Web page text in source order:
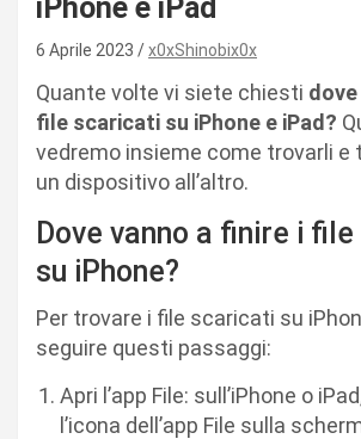
iPhone e iPad
6 Aprile 2023 x0xShinobix0x
Quante volte vi siete chiesti
file scaricati su iPhone e iPad?
vedremo insieme come trovarli e
un dispositivo all’altro.
Dove vanno a finire i
su iPhone?
Per trovare i file scaricati su
seguire questi passaggi:
Apri l’app File: sull’iPhone o
l’icona dell’app File sulla